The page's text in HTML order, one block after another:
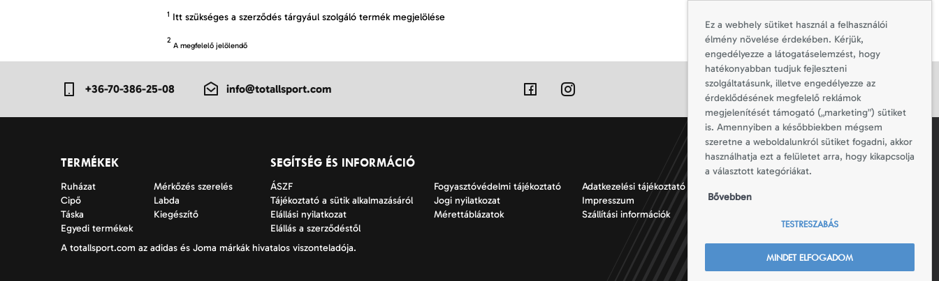
1 Itt szükséges a szerződés tárgyául szolgáló termék megjelölése
2
A megfelelő jelölendő
+36-70-386-25-08 info@totallsport.com
TERMÉKEK
Ruházat
Mérkőzés szerelés
Cipő
Labda
Táska
Kiegészítő
Egyedi termékek
SEGÍTSÉG ÉS INFORMÁCIÓ
ÁSZF Fogyasztóvédelmi tájékoztató
Adatkezelési tájékoztató
Tájékoztató a sütik alkalmazásáról
Jogi nyilatkozat
Impresszum
Elállási nyilatkozat
Mérettáblázatok
Szállítási információk
Elállás a szerződéstől
A totallsport.com az adidas és Joma márkák hivatalos viszonteladója.
Ez a webhely sütiket használ a felhasználói
élmény növelése érdekében. Kérjük,
engedélyezze a látogatáselemzést, hogy
hatékonyabban tudjuk fejleszteni
szolgáltatásunk, illetve engedélyezze az
érdeklődésének megfelelő reklámok
megjelenítését támogató („marketing”) sütiket
is. Amennyiben a későbbiekben mégsem
szeretne a weboldalunkról sütiket fogadni, akkor
használhatja ezt a felületet arra, hogy kikapcsolja
a választott kategóriákat.
Bővebben
TESTRESZABÁS
MINDET ELFOGADOM